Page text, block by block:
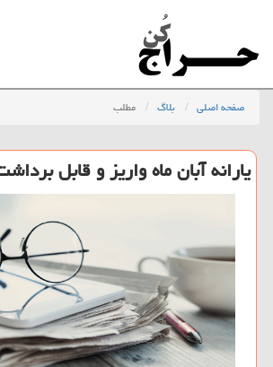
صفحه اصلی بلاگ مطلب
یارانه آبان ماه واریز و قابل